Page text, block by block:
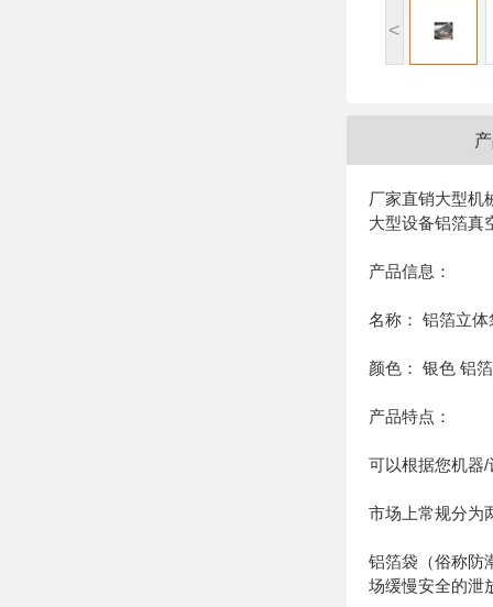
<
厂家直销大型机
大型设备铝箔真
产品信息：
名称： 铝箔立体
颜色： 银色 铝
产品特点：
可以根据您机器
市场上常规分为
铝箔袋（俗称防
场缓慢安全的泄